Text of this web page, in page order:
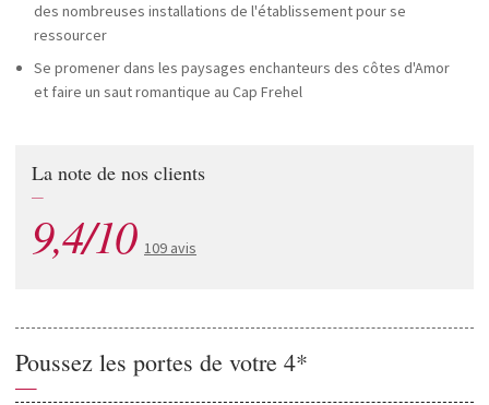
des nombreuses installations de l'établissement pour se
ressourcer
Se promener dans les paysages enchanteurs des côtes d'Amor
et faire un saut romantique au Cap Frehel
La note de nos clients
—
9,4/10 109 avis
Poussez les portes de votre 4*
—